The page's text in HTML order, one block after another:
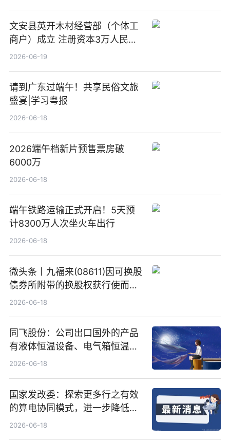
文安县英开木材经营部（个体工
商户）成立 注册资本3万人民币
新要闻
2026-06-19
请到广东过端午！共享民俗文旅
盛宴|学习粤报
2026-06-18
2026端午档新片预售票房破
6000万
2026-06-18
端午铁路运输正式开启！5天预
计8300万人次坐火车出行
2026-06-18
微头条丨九福来(08611)因可换股
债券所附带的换股权获行使而发
行5200万股
2026-06-18
同飞股份：公司出口国外的产品
有液体恒温设备、电气箱恒温装
置、纯水冷却单元和特种换热器
2026-06-18
国家发改委：探索更多行之有效
的算电协同模式，进一步降低网
络传输时延_最资讯
2026-06-18